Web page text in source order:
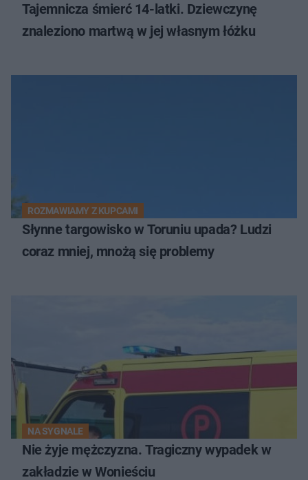
Tajemnicza śmierć 14-latki. Dziewczynę
znaleziono martwą w jej własnym łóżku
ROZMAWIAMY Z KUPCAMI
Słynne targowisko w Toruniu upada? Ludzi
coraz mniej, mnożą się problemy
NA SYGNALE
Nie żyje mężczyzna. Tragiczny wypadek w
zakładzie w Wonieściu